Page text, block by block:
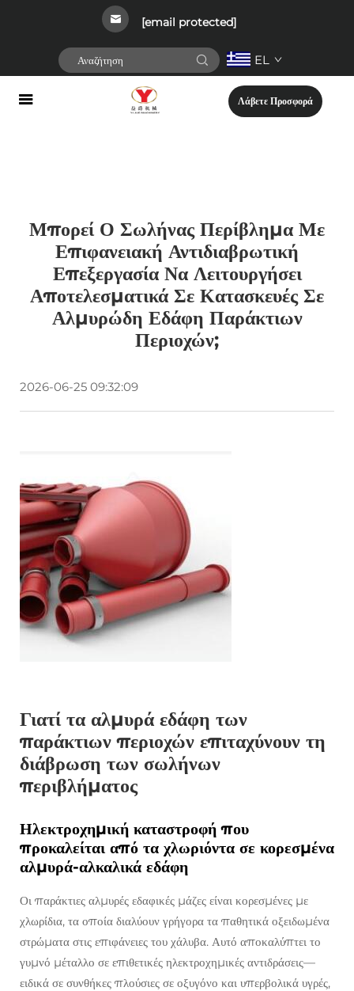
[email protected]
EL
Λάβετε Προσφορά
Μπορεί Ο Σωλήνας Περίβλημα Με
Επιφανειακή Αντιδιαβρωτική
Επεξεργασία Να Λειτουργήσει
Αποτελεσματικά Σε Κατασκευές Σε
Αλμυρώδη Εδάφη Παράκτιων
Περιοχών;
2026-06-25 09:32:09
Γιατί τα αλμυρά εδάφη των
παράκτιων περιοχών επιταχύνουν τη
διάβρωση των σωλήνων
περιβλήματος
Ηλεκτροχημική καταστροφή που
προκαλείται από τα χλωριόντα σε κορεσμένα
αλμυρά-αλκαλικά εδάφη
Οι παράκτιες αλμυρές εδαφικές μάζες είναι κορεσμένες με
χλωρίδια, τα οποία διαλύουν γρήγορα τα παθητικά οξειδωμένα
στρώματα στις επιφάνειες του χάλυβα. Αυτό αποκαλύπτει το
γυμνό μέταλλο σε επιθετικές ηλεκτροχημικές αντιδράσεις—
ειδικά σε συνθήκες πλούσιες σε οξυγόνο και υπερβολικά υγρές,